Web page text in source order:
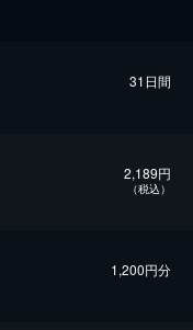
31日間
2,189円
（税込）
1,200円分